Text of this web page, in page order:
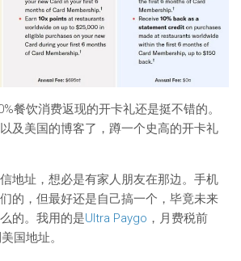
餐饮消费返现的开卡礼还是挺不错的。
及美国的博客了，蹲一个史高的开卡礼
地址，想必是有家人朋友在那边。手机
的，但最好还是自己搞一个，毕竟未来
的。我用的是Ultra Paygo ，月费税前
国地址。